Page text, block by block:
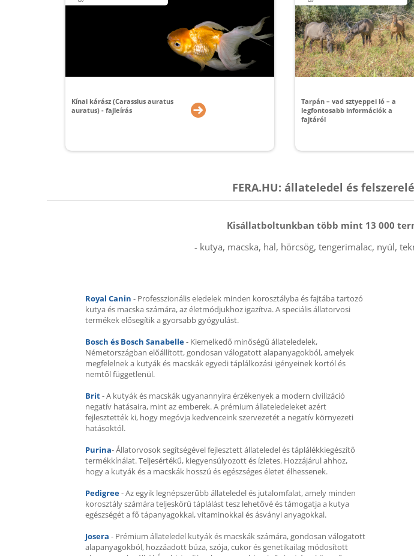
Kínai kárász (Carassius auratus
auratus) - fajleírás
Tarpán – vad sztyeppei ló – a
legfontosabb információk a
fajtáról
FERA.HU: állateledel és
Kisállatboltunkban több mint 13 000
- kutya, macska, hal, hörcsög, tengerimalac, nyúl,
Royal Canin - Professzionális eledelek minden korosztályba és fajtába tartozó
kutya és macska számára, az életmódjukhoz igazítva. A speciális állatorvosi
termékek elősegítik a gyorsabb gyógyulást.
Bosch és Bosch Sanabelle- Kiemelkedő minőségű állateledelek,
Németországban előállított, gondosan válogatott alapanyagokból, amelyek
megfelelnek a kutyák és macskák egyedi táplálkozási igényeinek kortól és
nemtől függetlenül.
Brit- A kutyák és macskák ugyanannyira érzékenyek a modern civilizáció
negatív hatásaira, mint az emberek. A prémium állateledeleket azért
fejlesztették ki, hogy megóvja kedvenceink szervezetét a negatív környezeti
hatásoktól.
Purina- Állatorvosok segítségével fejlesztett állateledel és táplálékkiegészítő
termékkínálat. Teljesértékű, kiegyensúlyozott és ízletes. Hozzájárul ahhoz,
hogy a kutyák és a macskák hosszú és egészséges életet élhessenek.
Pedigree- Az egyik legnépszerűbb állateledel és jutalomfalat, amely minden
korosztály számára teljeskörű táplálást tesz lehetővé és támogatja a kutya
egészségét a fő tápanyagokkal, vitaminokkal és ásványi anyagokkal.
Josera - Prémium állateledel kutyák és macskák számára, gondosan válogatott
alapanyagokból, hozzáadott búza, szója, cukor és genetikailag módosított